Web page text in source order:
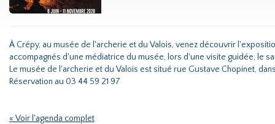
À Crépy, au musée de l'archerie et du Valois, venez découvrir
accompagnés d'une médiatrice du musée, lors d'une visite guidée, le
Le musée de l'archerie et du Valois est situé rue Gustave Chopinet,
Réservation au 03 44 59 21 97
« Voir l'agenda complet